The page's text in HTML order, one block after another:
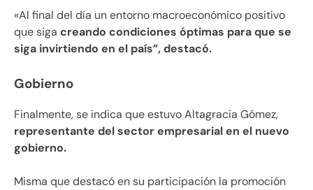
«Al final del día un entorno macroeconómico positivo
que siga creando condiciones óptimas para que se
siga invirtiendo en el país”, destacó.
Gobierno
Finalmente, se indica que estuvo Altagracia Gómez,
representante del sector empresarial en el nuevo
gobierno.
Misma que destacó en su participación la promoción